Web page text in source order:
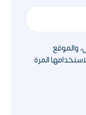
والموقع
المرة